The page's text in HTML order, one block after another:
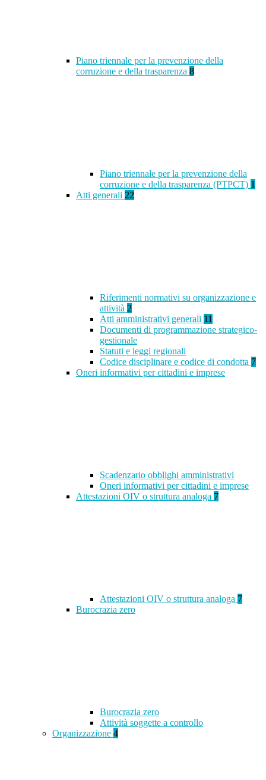
Piano triennale per la prevenzione della
corruzione e della trasparenza 8
Piano triennale per la prevenzione della
corruzione e della trasparenza (PTPCT) 1
Atti generali 22
Riferimenti normativi su organizzazione e
attività 2
Atti amministrativi generali 11
Documenti di programmazione strategico-
gestionale
Statuti e leggi regionali
Codice disciplinare e codice di condotta 7
Oneri informativi per cittadini e imprese
Scadenzario obblighi amministrativi
Oneri informativi per cittadini e imprese
Attestazioni OIV o struttura analoga 7
Attestazioni OIV o struttura analoga 7
Burocrazia zero
Burocrazia zero
Attività soggette a controllo
Organizzazione 4